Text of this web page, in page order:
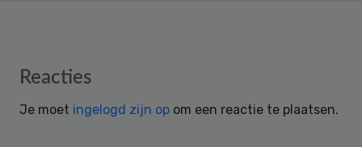
Reader
Reacties
Je moet ingelogd zijn op om een reactie te plaatsen.